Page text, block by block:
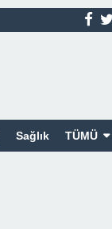
Sağlık TÜMÜ